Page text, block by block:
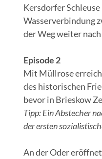
Kersdorfer
Wasserverbindung
der Weg weiter
Episode 2
Mit Müllrose
des historischen
bevor in Brieskow
Tipp: Ein Abstecher
der ersten
An der Oder